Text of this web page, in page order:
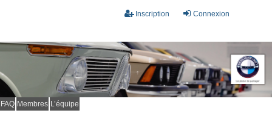
Connexion
Inscription
FAQ Membres L’équipe